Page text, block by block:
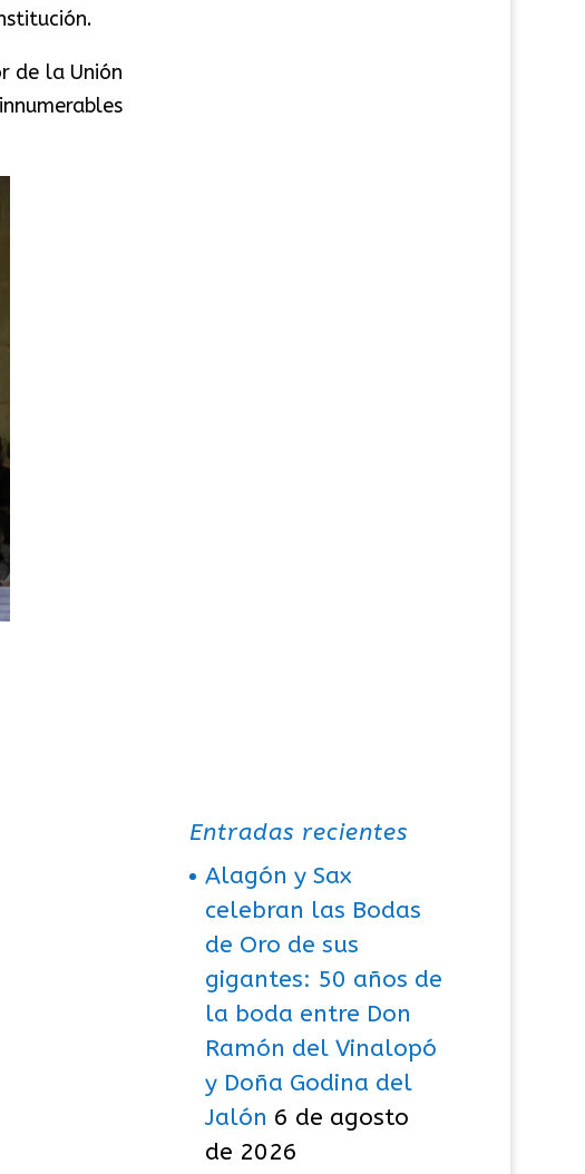
de la Unión
Entradas recientes
Alagón y Sax
celebran las Bodas
de Oro de sus
gigantes: 50 años de
la boda entre Don
Ramón del Vinalopó
y Doña Godina del
Jalón 6 de agosto
de 2026